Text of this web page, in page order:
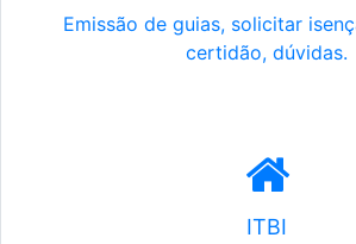
Emissão de guias, solicitar
certidão, dúvidas.
ITBI